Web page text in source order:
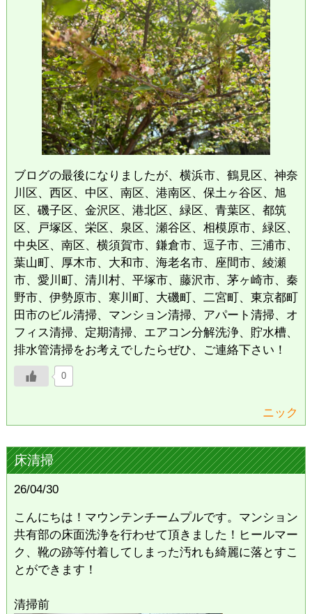
ブログの最後になりましたが、横浜市、鶴見区、神奈
川区、西区、中区、南区、港南区、保土ヶ谷区、旭
区、磯子区、金沢区、港北区、緑区、青葉区、都筑
区、戸塚区、栄区、泉区、瀬谷区、相模原市、緑区、
中央区、南区、横須賀市、鎌倉市、逗子市、三浦市、
葉山町、厚木市、大和市、海老名市、座間市、綾瀬
市、愛川町、清川村、平塚市、藤沢市、茅ヶ崎市、秦
野市、伊勢原市、寒川町、大磯町、二宮町、東京都町
田市のビル清掃、マンション清掃、アパート清掃、オ
フィス清掃、定期清掃、エアコン分解洗浄、貯水槽、
排水管清掃をお考えでしたらぜひ、ご連絡下さい！
0
ニック
床清掃
26/04/30
こんにちは！マウンテンチームプルです。マンション
共有部の床面洗浄を行わせて頂きました！ヒールマー
ク、靴の跡等付着してしまった汚れも綺麗に落とすこ
とができます！
清掃前